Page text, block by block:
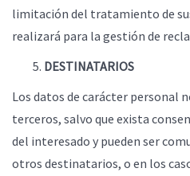
limitación del tratamiento de
realizará para la gestión de
DESTINATARIOS
Los datos de carácter personal
terceros, salvo que exista
del interesado y pueden ser
otros destinatarios, o en los